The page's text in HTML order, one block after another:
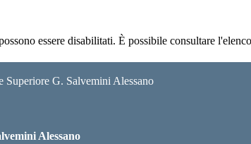
essere disabilitati. È possibile consultare
Superiore G. Salvemini Alessano
Alessano